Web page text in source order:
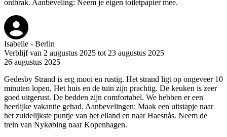
ontbrak. Aanbeveling: Neem je eigen toiletpapier mee.
Isabelle - Berlin
Verblijf van 2 augustus 2025 tot 23 augustus 2025
26 augustus 2025
Gedesby Strand is erg mooi en rustig. Het strand ligt op ongeveer 10
minuten lopen. Het huis en de tuin zijn prachtig. De keuken is zeer
goed uitgerust. De bedden zijn comfortabel. We hebben er een
heerlijke vakantie gehad. Aanbevelingen: Maak een uitstapje naar
het zuidelijkste puntje van het eiland en naar Haesnås. Neem de
trein van Nykøbing naar Kopenhagen.